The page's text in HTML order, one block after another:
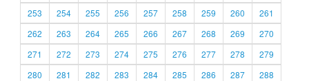
253
254 255 256 257 258 259 260
261
262
263 264 265 266 267 268 269
270
271
272 273 274 275 276 277 278
279
280
281 282 283 284 285 286 287
288